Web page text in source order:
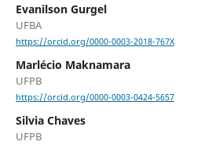
Evanilson Gurgel
UFBA
https://orcid.org/0000-0003-2018-767X
Marlécio Maknamara
UFPB
https://orcid.org/0000-0003-0424-5657
Silvia Chaves
UFPB